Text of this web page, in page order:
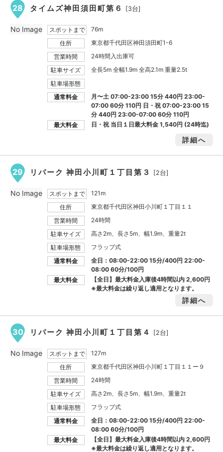
28 タイムズ神田須田町第６ [3台]
スポットまで
76m
住所
東京都千代田区神田須田町1-6
営業時間
24時間入出庫可
駐車サイズ
全長5m 全幅1.9m 全高2.1m 重量2.5t
駐車場形態
通常料金
月〜土 07:00-23:00 15分 440円 23:00-
07:00 60分 110円 日・祝 07:00-23:00 15
分 440円 23:00-07:00 60分 110円
最大料金
日・祝 当日１日最大料金1,540円 (24時迄)
詳細へ
No Image
29 リパーク 神田小川町１丁目第３ [2台]
スポットまで
121m
住所
東京都千代田区神田小川町１丁目１１
営業時間
24時間
駐車サイズ
高さ2m、長さ5m、幅1.9m、重量2t
駐車場形態
フラップ式
通常料金
全日：08:00-22:00 15分/400円 22:00-
08:00 60分/100円
最大料金
【全日】最大料金入庫後4時間以内2,600円
※最大料金は繰り返し適用となります。
詳細へ
No Image
30 リパーク 神田小川町１丁目第４ [2台]
スポットまで
127m
住所
東京都千代田区神田小川町１丁目１１ー９
営業時間
24時間
駐車サイズ
高さ2m、長さ5m、幅1.9m、重量2t
駐車場形態
フラップ式
通常料金
全日：08:00-22:00 15分/400円 22:00-
08:00 60分/100円
最大料金
【全日】最大料金入庫後4時間以内2,600円
※最大料金は繰り返し適用となります。
No Image